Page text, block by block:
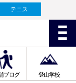
テニス
ブログ 登山学校